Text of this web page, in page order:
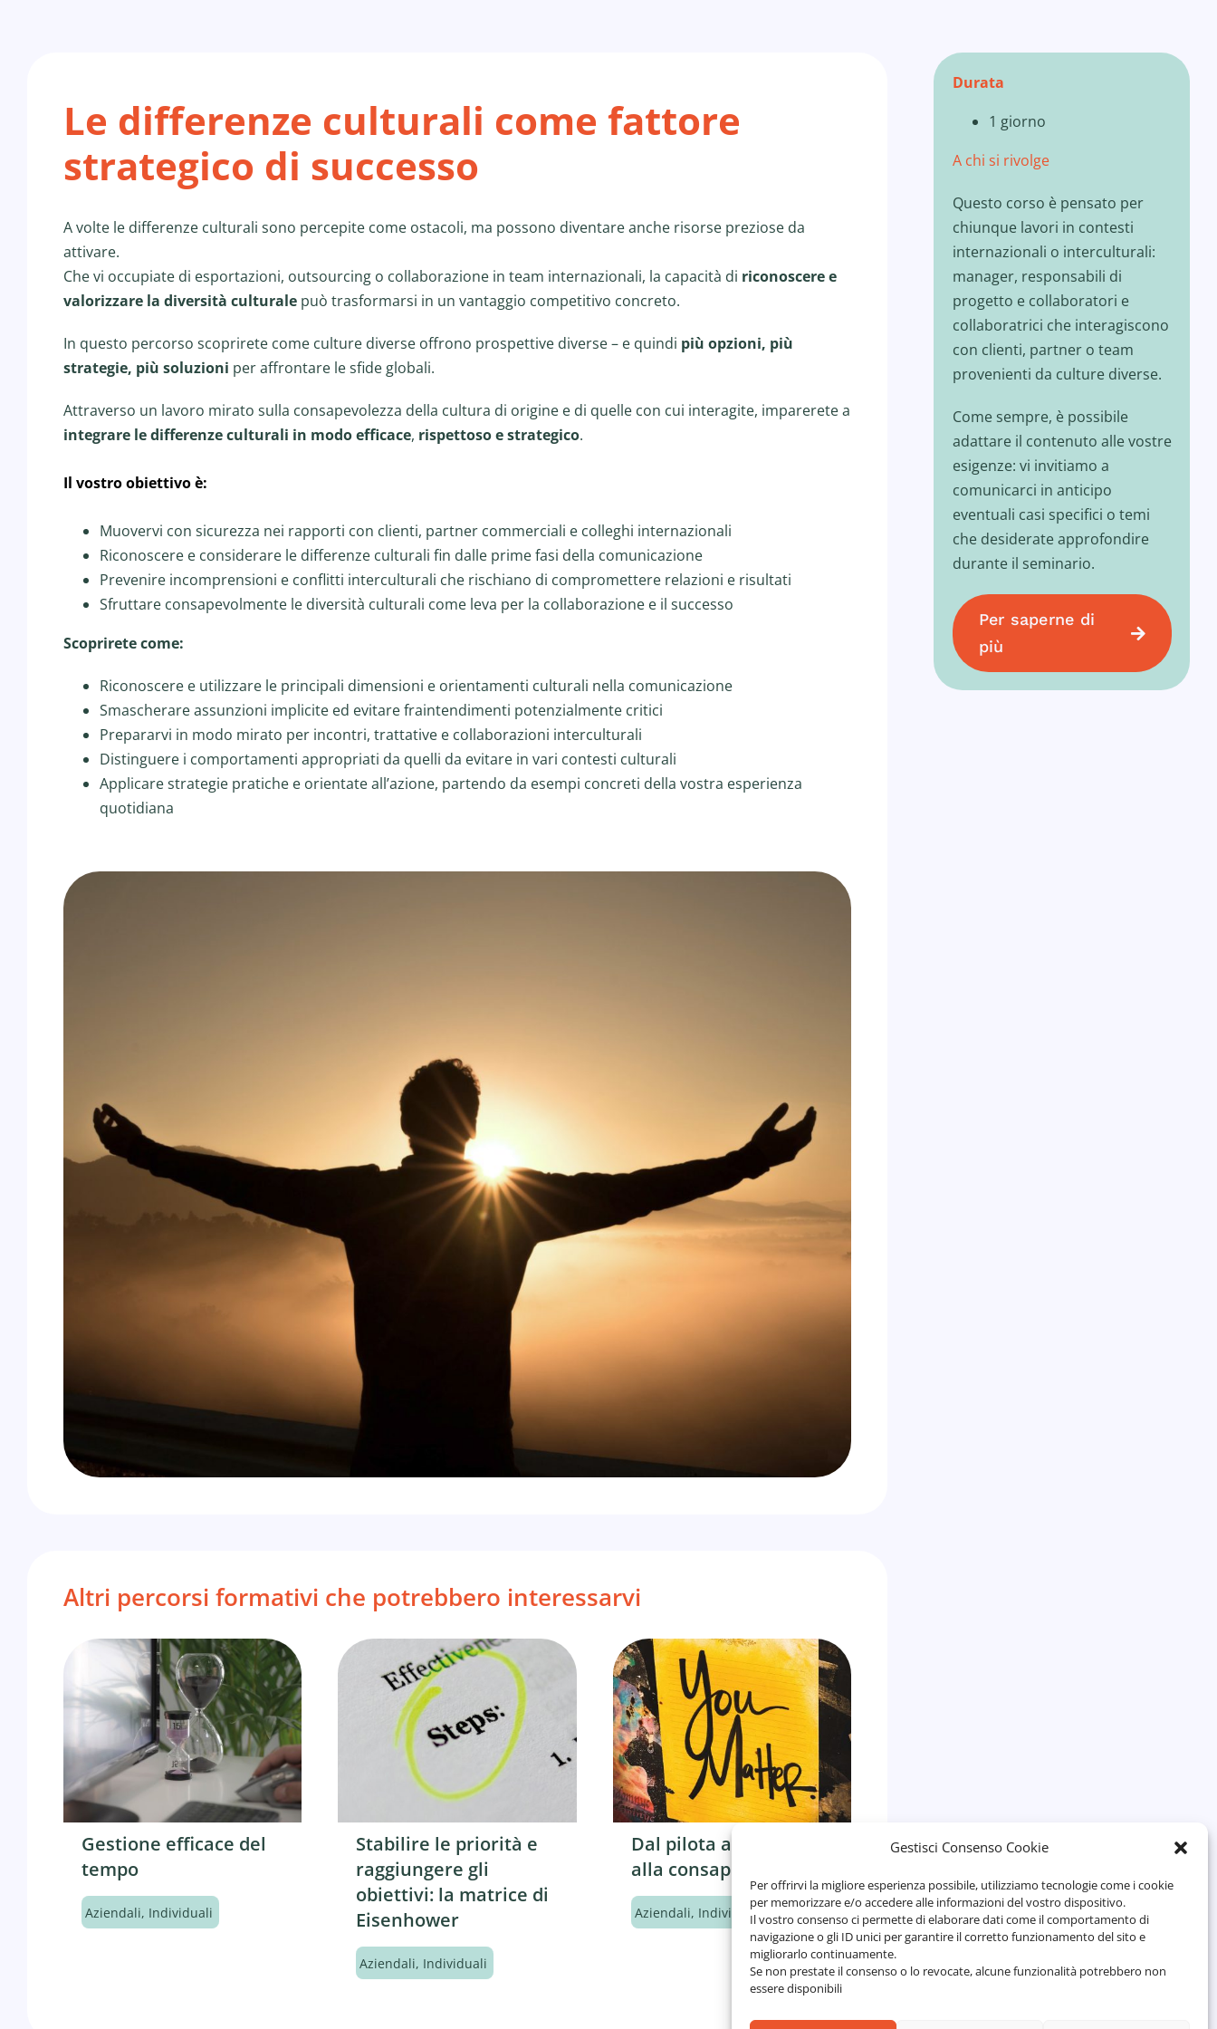
Gestisci Consenso Cookie
Per offrirvi la migliore esperienza possibile, utilizziamo tecnologie come i cookie
per memorizzare e/o accedere alle informazioni del vostro dispositivo.
Il vostro consenso ci permette di elaborare dati come il comportamento di
navigazione o gli ID unici per garantire il corretto funzionamento del sito e
migliorarlo continuamente.
Se non prestate il consenso o lo revocate, alcune funzionalità potrebbero non
essere disponibili
Le differenze culturali come fattore
strategico di successo
A volte le differenze culturali sono percepite come ostacoli, ma possono diventare anche risorse preziose da
attivare.
Che vi occupiate di esportazioni, outsourcing o collaborazione in team internazionali, la capacità di riconoscere e
valorizzare la diversità culturale può trasformarsi in un vantaggio competitivo concreto.
In questo percorso scoprirete come culture diverse offrono prospettive diverse – e quindi più opzioni, più
strategie, più soluzioni per affrontare le sfide globali.
Attraverso un lavoro mirato sulla consapevolezza della cultura di origine e di quelle con cui interagite, imparerete a
integrare le differenze culturali in modo efficace, rispettoso e strategico.
Il vostro obiettivo è:
Muovervi con sicurezza nei rapporti con clienti, partner commerciali e colleghi internazionali
Riconoscere e considerare le differenze culturali fin dalle prime fasi della comunicazione
Prevenire incomprensioni e conflitti interculturali che rischiano di compromettere relazioni e risultati
Sfruttare consapevolmente le diversità culturali come leva per la collaborazione e il successo
Scoprirete come:
Riconoscere e utilizzare le principali dimensioni e orientamenti culturali nella comunicazione
Smascherare assunzioni implicite ed evitare fraintendimenti potenzialmente critici
Prepararvi in modo mirato per incontri, trattative e collaborazioni interculturali
Distinguere i comportamenti appropriati da quelli da evitare in vari contesti culturali
Applicare strategie pratiche e orientate all’azione, partendo da esempi concreti della vostra esperienza
quotidiana
Durata
1 giorno
A chi si rivolge
Questo corso è pensato per
chiunque lavori in contesti
internazionali o interculturali:
manager, responsabili di
progetto e collaboratori e
collaboratrici che interagiscono
con clienti, partner o team
provenienti da culture diverse.
Come sempre, è possibile
adattare il contenuto alle vostre
esigenze: vi invitiamo a
comunicarci in anticipo
eventuali casi specifici o temi
che desiderate approfondire
durante il seminario.
Per saperne di
più
Altri percorsi formativi che potrebbero interessarvi
Gestione efficace del
tempo
Aziendali, Individuali
Stabilire le priorità e
raggiungere gli
obiettivi: la matrice di
Eisenhower
Aziendali, Individuali
Dal pilota automatico
alla consapevolezza
Aziendali, Individuali